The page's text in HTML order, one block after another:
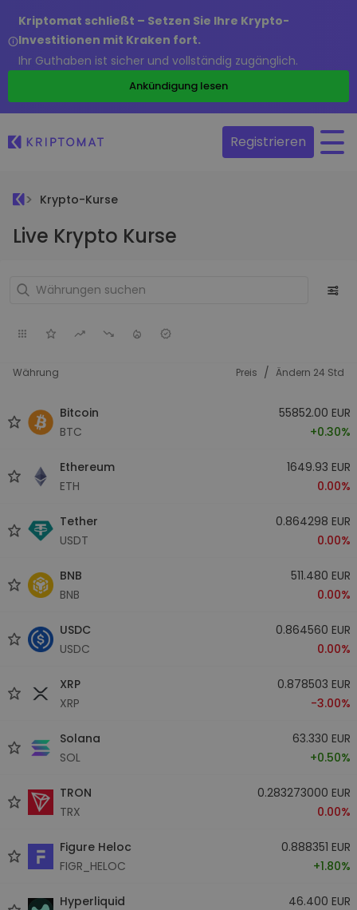
Kriptomat schließt – Setzen Sie Ihre Krypto-
Investitionen mit Kraken fort.
Ihr Guthaben ist sicher und vollständig zugänglich.
Ankündigung lesen
Registrieren
Krypto-Kurse
Live Krypto Kurse
Währung Preis / Ändern 24 Std
Bitcoin
BTC
55852.00 EUR
+0.30%
Ethereum
ETH
1649.93 EUR
0.00%
Tether
USDT
0.864298 EUR
0.00%
BNB
BNB
511.480 EUR
0.00%
USDC
USDC
0.864560 EUR
0.00%
XRP
XRP
0.878503 EUR
-3.00%
Solana
SOL
63.330 EUR
+0.50%
TRON
TRX
0.283273000 EUR
0.00%
Figure Heloc
FIGR_HELOC
0.888351 EUR
+1.80%
Hyperliquid
46.400 EUR